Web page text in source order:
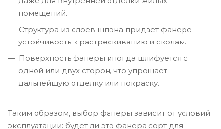
помещений.
Структура из слоев шпона придаёт фанере
устойчивость к растрескиванию и сколам.
Поверхность фанеры иногда шлифуется с
одной или двух сторон, что упрощает
дальнейшую отделку или покраску.
Таким образом, выбор фанеры зависит от условий
эксплуатации: будет ли это фанера сорт для